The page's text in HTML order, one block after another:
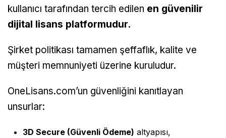
kullanıcı tarafından tercih edilen en güvenilir
dijital lisans platformudur.
Şirket politikası tamamen şeffaflık, kalite ve
müşteri memnuniyeti üzerine kuruludur.
OneLisans.com’un güvenliğini kanıtlayan
unsurlar:
3D Secure (Güvenli Ödeme) altyapısı,